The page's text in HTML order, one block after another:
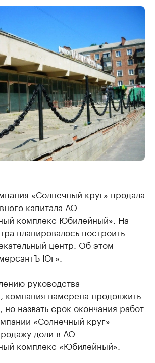
«Солнечный круг» продала
капитала АО
комплекс Юбилейный». На
планировалось построить
центр. Об этом
Юг».
руководства
компания намерена продолжить
но назвать срок окончания работ
«Солнечный круг»
доли в АО
комплекс «Юбилейный».